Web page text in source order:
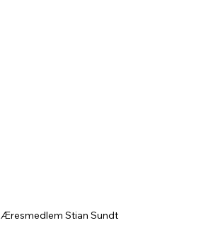
Æresmedlem Stian Sundt